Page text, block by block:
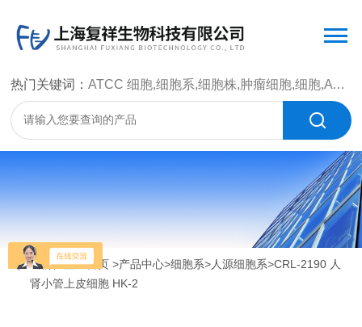
热门关键词：ATCC 细胞,细胞系,细胞株,肿瘤细胞,细胞,ATCC 菌种，CMCC 菌种，标准菌株，质控菌种，微生物菌种，菌株，菌种
当前位置：首页>产品中心>细胞系>人源细胞系>CRL-2190 人
肾小管上皮细胞 HK-2